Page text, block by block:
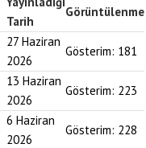
Tarih
Görüntülenme
27 Haziran
2026
Gösterim: 181
13 Haziran
2026
Gösterim: 223
6 Haziran
2026
Gösterim: 228